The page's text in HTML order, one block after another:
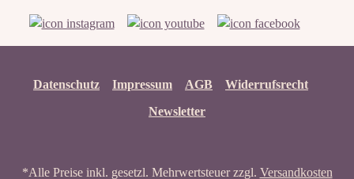
Datenschutz Impressum AGB
Widerrufsrecht
Newsletter
*Alle Preise inkl. gesetzl. Mehrwertsteuer zzgl. Versandkosten